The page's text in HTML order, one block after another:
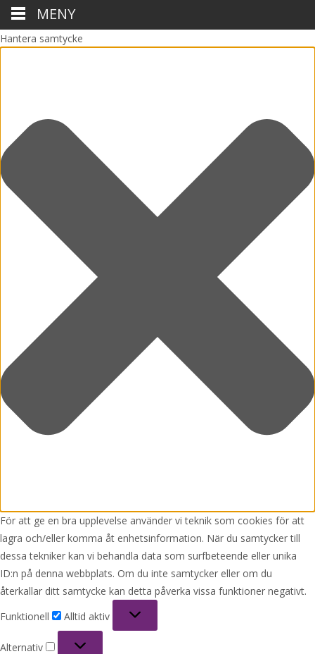
Hantera samtycke
För att ge en bra upplevelse använder vi teknik som cookies för att
lagra och/eller komma åt enhetsinformation. När du samtycker till
dessa tekniker kan vi behandla data som surfbeteende eller unika
ID:n på denna webbplats. Om du inte samtycker eller om du
återkallar ditt samtycke kan detta påverka vissa funktioner negativt.
Funktionell
Alltid aktiv
Alternativ
MENY